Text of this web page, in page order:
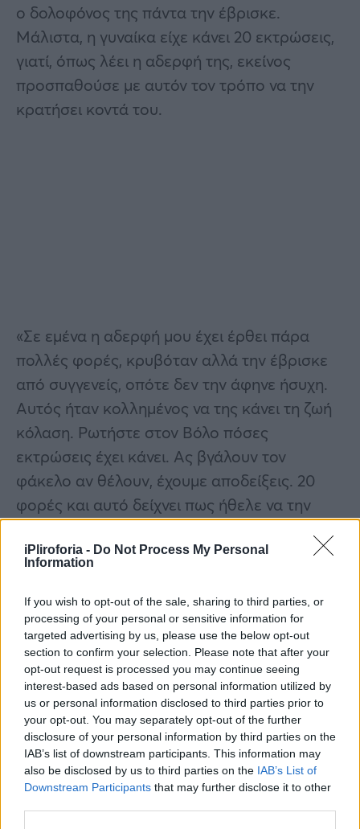
iPliroforia - Do Not Process My Personal
Information
If you wish to opt-out of the sale, sharing to third parties, or
processing of your personal or sensitive information for
targeted advertising by us, please use the below opt-out
section to confirm your selection. Please note that after your
opt-out request is processed you may continue seeing
interest-based ads based on personal information utilized by
us or personal information disclosed to third parties prior to
your opt-out. You may separately opt-out of the further
disclosure of your personal information by third parties on the
IAB’s list of downstream participants. This information may
also be disclosed by us to third parties on the IAB’s List of
Downstream Participants that may further disclose it to other
ο δολοφόνος της πάντα την έβρισκε.
Μάλιστα, η γυναίκα είχε κάνει 20 εκτρώσεις,
γιατί, όπως λέει η αδερφή της, εκείνος
προσπαθούσε με αυτόν τον τρόπο να την
κρατήσει κοντά του.
«Σε εμένα η αδερφή μου έχει έρθει πάρα
πολλές φορές, κρυβόταν αλλά την έβρισκε
από συγγενείς, οπότε δεν την άφηνε ήσυχη.
Αυτός ήταν κολλημένος να της κάνει τη ζωή
κόλαση. Ρωτήστε στον Βόλο πόσες
εκτρώσεις έχει κάνει. Ας βγάλουν τον
φάκελο αν θέλουν, έχουμε αποδείξεις. 20
φορές και αυτό δείχνει πως ήθελε να την
νόμιζε ότι με το να κάνει παιδιά θα την είχε
Τώρα τελευταία όταν πήγε στον γιατρό και
έκανε έκτρωση, επειδή επίτηδες το έκανε
γιατί νόμιζε ότι την απατούσε, πήγε έκανε την
έκτρωση και λέει ο γιατρός: “κοίτα η ζωή σου
άμα το ξανακάνεις αυτό, είναι επικίνδυνο,
μπορεί να πεθάνεις”» λέει η αδερφή της
36χρονης, μιλώντας στο Live News.